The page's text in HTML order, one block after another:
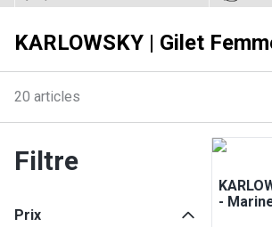
KARLOWSKY | Gilet
20 articles
Filtre
Prix
-